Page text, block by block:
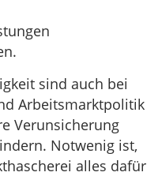
sind auch bei
Arbeitsmarktpolitik
Verunsicherung
Notwenig ist,
alles dafür